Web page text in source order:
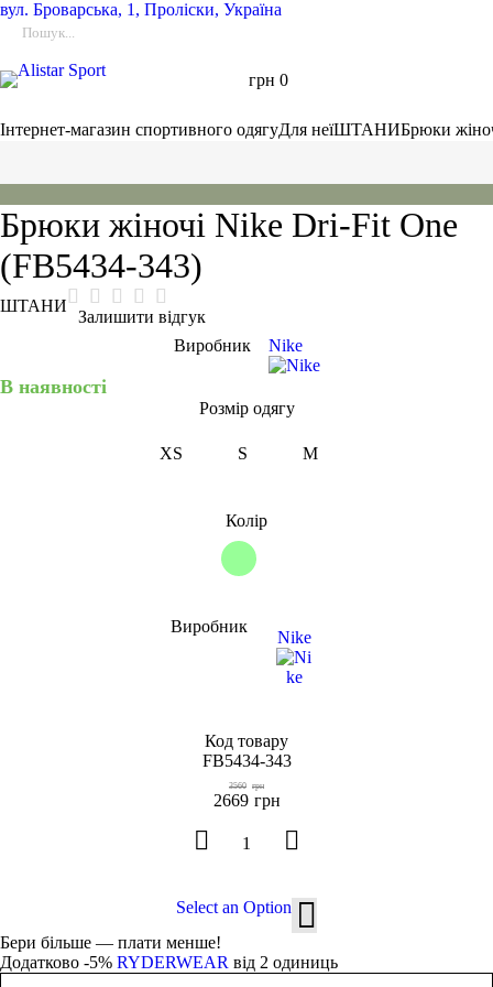
вул. Броварська, 1, Проліски, Україна
грн 0
Інтернет-магазин спортивного одягуДля неїШТАНИБрюки
Брюки жіночі Nike Dri-Fit One
(FB5434-343)
ШТАНИ
Залишити відгук
Виробник
Nike
В наявності
Розмір одягу
XS S M
Колір
Виробник
Nike
Код товару
FB5434-343
грн
2669
грн
3560
Select an Option
Бери більше — плати менше!
Додатково -5% RYDERWEAR від 2 одиниць